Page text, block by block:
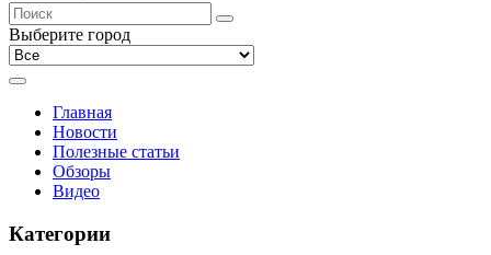
Выберите город
Главная
Новости
Полезные статьи
Обзоры
Видео
Категории